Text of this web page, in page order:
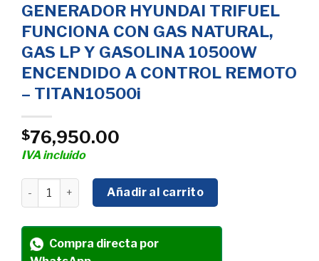
GENERADOR HYUNDAI TRIFUEL
FUNCIONA CON GAS NATURAL,
GAS LP Y GASOLINA 10500W
ENCENDIDO A CONTROL REMOTO
– TITAN10500i
$76,950.00
IVA incluido
GENERADOR HYUNDAI TRIFUEL FUNCIONA CON GAS
Añadir al carrito
Compra directa por